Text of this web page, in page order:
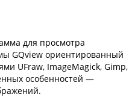
для просмотра
GQview ориентированный
UFraw, ImageMagick, Gimp,
особенностей —